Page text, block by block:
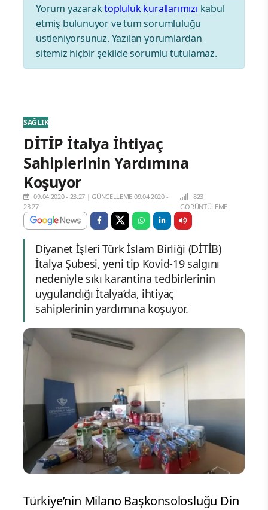
Yorum yazaraktopluluk kurallarımızı kabul
etmiş bulunuyor ve tüm sorumluluğu
üstleniyorsunuz. Yazılan yorumlardan
sitemiz hiçbir şekilde sorumlu tutulamaz.
SAĞLIK
DİTİP İtalya İhtiyaç
Sahiplerinin Yardımına
Koşuyor
09.04.2020 - 23:27 |GÜNCELLEME:09.04.2020 -
23:27
823
GÖRÜNTÜLEME
Diyanet İşleri Türk İslam Birliği (DİTİB)
İtalya Şubesi, yeni tip Kovid-19 salgını
nedeniyle sıkı karantina tedbirlerinin
uygulandığı İtalya’da, ihtiyaç
sahiplerinin yardımına koşuyor.
Türkiye’nin Milano Başkonsolosluğu Din